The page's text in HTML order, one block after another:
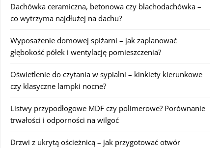
Dachówka ceramiczna, betonowa czy blachodachówka –
co wytrzyma najdłużej na dachu?
Wyposażenie domowej spiżarni – jak zaplanować
głębokość półek i wentylację pomieszczenia?
Oświetlenie do czytania w sypialni – kinkiety kierunkowe
czy klasyczne lampki nocne?
Listwy przypodłogowe MDF czy polimerowe? Porównanie
trwałości i odporności na wilgoć
Drzwi z ukrytą ościeżnicą – jak przygotować otwór